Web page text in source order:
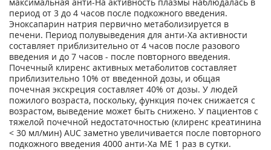
период от 3 до 4 часов после подкожного введения.
Эноксапарин натрия первично метаболизируется в
печени. Период полувыведения для анти-Ха активности
составляет приблизительно от 4 часов после разового
введения и до 7 часов - после повторного введения.
Почечный клиренс активных метаболитов составляет
приблизительно 10% от введенной дозы, и общая
почечная экскреция составляет 40% от дозы. У людей
пожилого возраста, поскольку, функция почек снижается с
возрастом, выведение может быть снижено. У пациентов с
тяжелой почечной недостаточностью (клиренс креатинина
< 30 мл/мин) AUC заметно увеличивается после повторного
подкожного введения 4000 анти-Ха ME 1 раз в сутки.